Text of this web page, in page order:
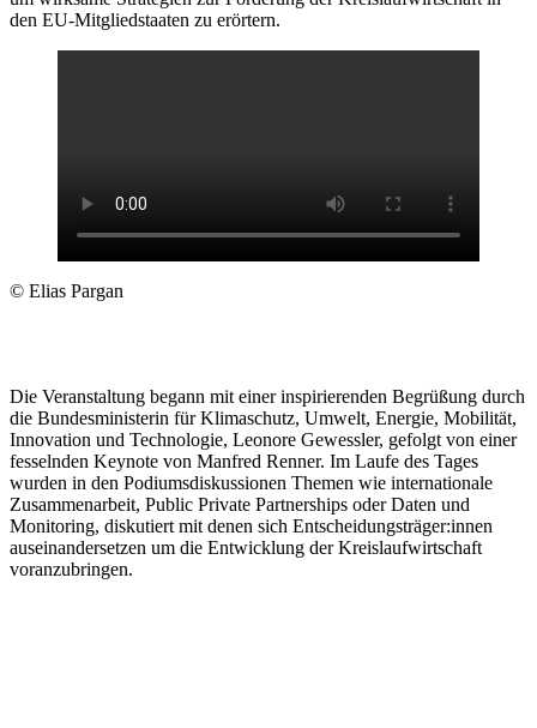
den EU-Mitgliedstaaten zu erörtern.
© Elias Pargan
Die Veranstaltung begann mit einer inspirierenden Begrüßung durch
die Bundesministerin für Klimaschutz, Umwelt, Energie, Mobilität,
Innovation und Technologie, Leonore Gewessler, gefolgt von einer
fesselnden Keynote von Manfred Renner. Im Laufe des Tages
wurden in den Podiumsdiskussionen Themen wie internationale
Zusammenarbeit, Public Private Partnerships oder Daten und
Monitoring, diskutiert mit denen sich Entscheidungsträger:innen
auseinandersetzen um die Entwicklung der Kreislaufwirtschaft
voranzubringen.